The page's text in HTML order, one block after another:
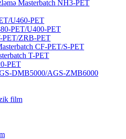
Masterbatch NH3-PET
U460-PET
PET/U400-PET
PET/ZRB-PET
CF-PET/S-PET
T-PET
PET
DMB5000/AGS-ZMB6000
film